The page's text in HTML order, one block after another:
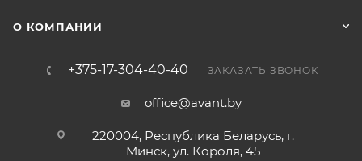
О КОМПАНИИ
+375-17-304-40-40 ЗАКАЗАТЬ ЗВОНОК
office@avant.by
220004, Республика Беларусь, г.
Минск, ул. Короля, 45